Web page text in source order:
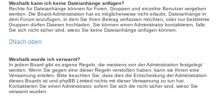
Weshalb kann ich keine Dateianhänge anfügen?
Rechte für Dateianhänge können für Foren, Gruppen und einzelne Benutzer vergeben
werden. Die Board-Administration hat es möglicherweise nicht erlaubt, Dateianhänge in
dem Forum anzufügen, in dem Sie Ihren Beitrag verfassen möchten, oder nur bestimmte
Gruppen dürfen Dateien hochladen. Sie können einen Administrator kontaktieren, falls
Sie sich nicht sicher sind, wieso Sie keine Dateianhänge anfügen können.
Nach oben
Weshalb wurde ich verwarnt?
In jedem Board gibt es eigene Regeln, die meistens von der Administration festgelegt
werden. Wenn Sie gegen eine dieser Regeln verstoßen haben, kann sie Ihnen eine
Verwarnung erteilen. Bitte beachten Sie, dass dies die Entscheidung der Administration
dieses Boards ist und phpBB Limited nichts mit dieser Verwarnung zu tun hat.
Kontaktieren Sie einen Administrator, sofern Sie sich die nicht sicher sind, wieso Sie
verwarnt wurden.